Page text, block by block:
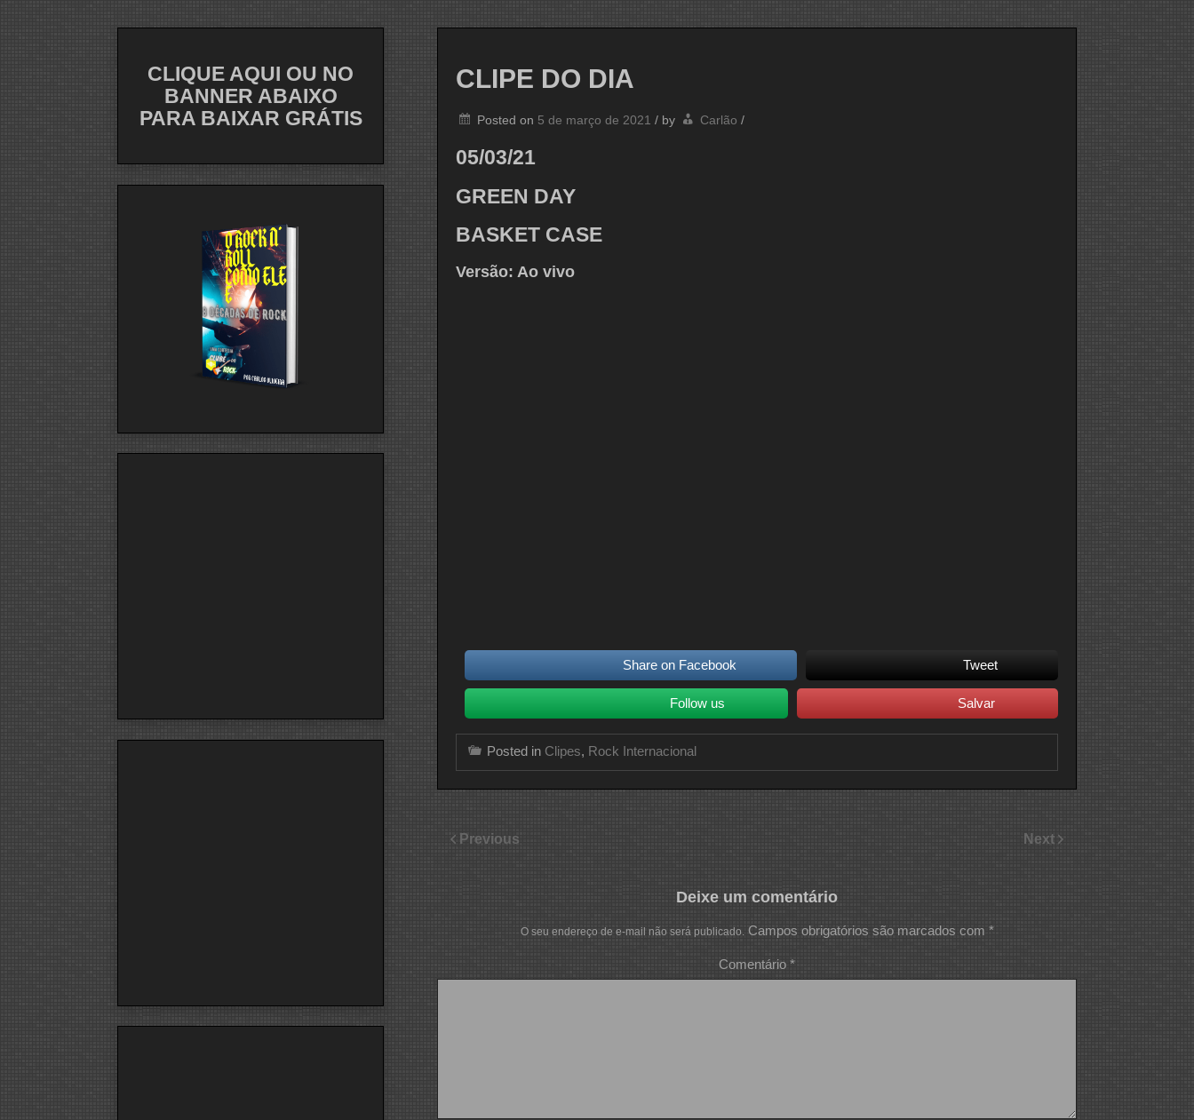
CLIPE DO DIA
Posted on 5 de março de 2021 / by Carlão /
05/03/21
GREEN DAY
BASKET CASE
Versão: Ao vivo
Share on Facebook Tweet
Follow us Salvar
Posted in Clipes, Rock Internacional
Previous Next
Deixe um comentário
O seu endereço de e-mail não será publicado. Campos obrigatórios são marcados com *
Comentário *
CLIQUE AQUI OU NO
BANNER ABAIXO
PARA BAIXAR GRÁTIS